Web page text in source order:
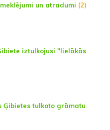
un atradumi (2)
iztulkojusi "lielākās
Ģibietes tulkoto grāmatu